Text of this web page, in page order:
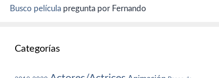
Busco película pregunta por Fernando
Categorías